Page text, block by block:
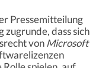
Pressemitteilung
zugrunde, dass sich
vonMicrosoft